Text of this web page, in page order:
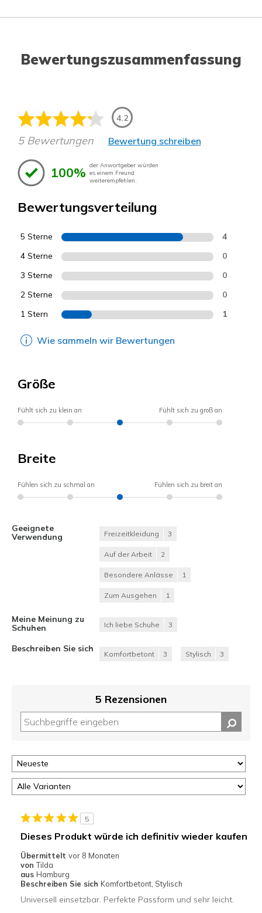
Bewertungszusammenfassung
4.2
5 Bewertungen Bewertung schreiben
100% der Anwortgeber würden
es einem Freund
weiterempfehlen.
Bewertungsverteilung
5 Sterne 4
4 Sterne 0
3 Sterne 0
2 Sterne 0
1 Stern 1
Wie sammeln wir Bewertungen
Größe
Fühlt sich zu klein an Fühlt sich zu groß an
Breite
Fühlen sich zu schmal an Fühlen sich zu breit an
Geeignete
Verwendung
Freizeitkleidung 3
Auf der Arbeit 2
Besondere Anlässe 1
Zum Ausgehen 1
Meine Meinung zu
Schuhen
Ich liebe Schuhe 3
Beschreiben Sie sich
Komfortbetont 3 Stylisch 3
5 Rezensionen
5
Dieses Produkt würde ich definitiv wieder kaufen
Übermittelt vor 8 Monaten
von Tilda
aus Hamburg
Beschreiben Sie sich Komfortbetont, Stylisch
Universell einsetzbar. Perfekte Passform und sehr leicht.